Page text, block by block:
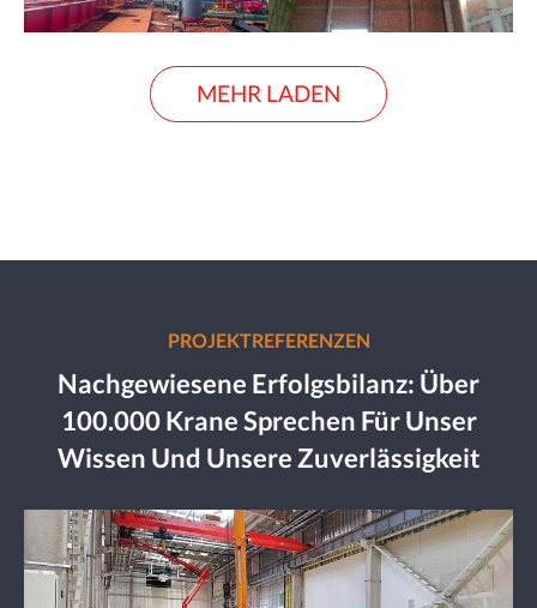
MEHR LADEN
PROJEKTREFERENZEN
Nachgewiesene Erfolgsbilanz: Über
100.000 Krane Sprechen Für Unser
Wissen Und Unsere Zuverlässigkeit